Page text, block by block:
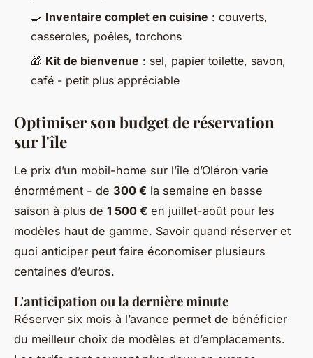
🍳 Inventaire complet en cuisine : couverts,
casseroles, poêles, torchons
🎁 Kit de bienvenue : sel, papier toilette, savon,
café - petit plus appréciable
Optimiser son budget de réservation
sur l'île
Le prix d’un mobil-home sur l’île d’Oléron varie
énormément - de 300 € la semaine en basse
saison à plus de 1 500 € en juillet-août pour les
modèles haut de gamme. Savoir quand réserver et
quoi anticiper peut faire économiser plusieurs
centaines d’euros.
L'anticipation ou la dernière minute
Réserver six mois à l’avance permet de bénéficier
du meilleur choix de modèles et d’emplacements.